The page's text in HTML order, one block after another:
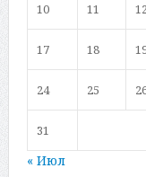
10 11
17 18
24 25
31
« Июл